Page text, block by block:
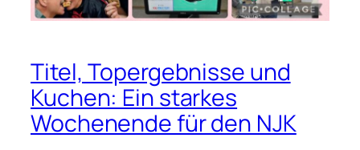
c
f
t
e
c
h
e
i
Titel, Topergebnisse und
Kuchen: Ein starkes
Wochenende für den NJK